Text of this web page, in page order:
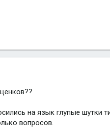
на язык глупые шутки
вопросов.